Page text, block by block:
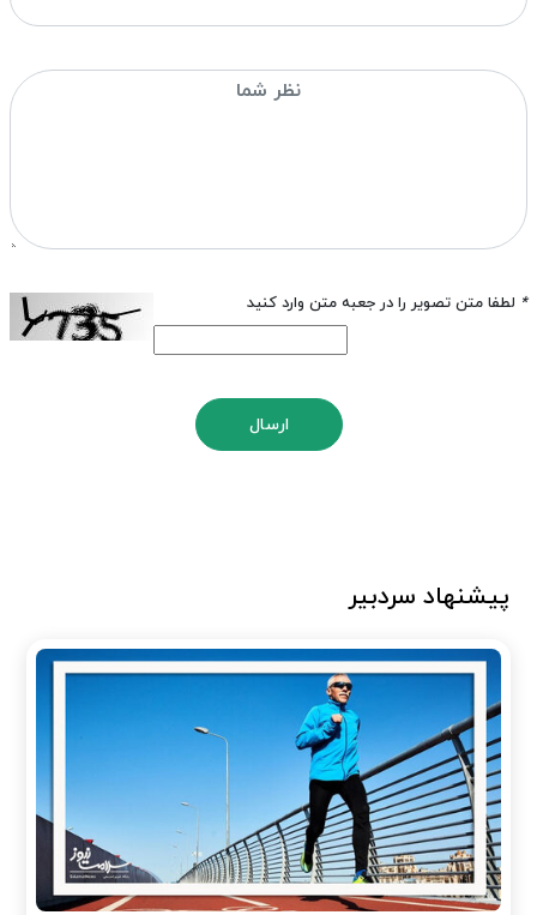
* لطفا متن تصویر را در جعبه متن وارد کنید
ارسال
پیشنهاد سردبیر